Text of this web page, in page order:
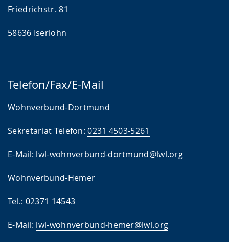
Friedrichstr. 81
58636 Iserlohn
Telefon/Fax/E-Mail
Wohnverbund-Dortmund
Sekretariat Telefon:0231 4503-5261
E-Mail: lwl-wohnverbund-dortmund@lwl.org
Wohnverbund-Hemer
Tel.: 02371 14543
E-Mail: lwl-wohnverbund-hemer@lwl.org